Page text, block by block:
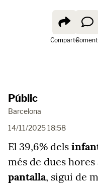
Comparte
Públic
Barcelona
14/11/2025 18:58
El 39,6% dels
més de dues hores
pantalla, sigui de